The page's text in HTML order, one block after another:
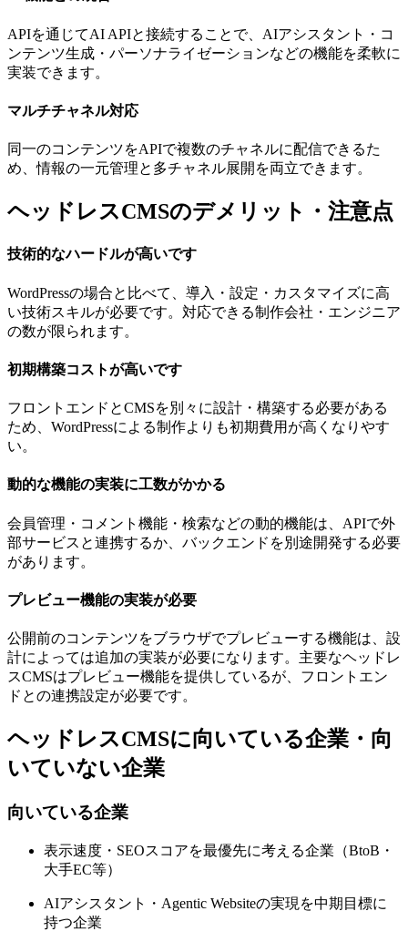
APIを通じてAI APIと接続することで、AIアシスタント・コ
ンテンツ生成・パーソナライゼーションなどの機能を柔軟に
実装できます。
マルチチャネル対応
同一のコンテンツをAPIで複数のチャネルに配信できるた
め、情報の一元管理と多チャネル展開を両立できます。
ヘッドレスCMSのデメリット・注意点
技術的なハードルが高いです
WordPressの場合と比べて、導入・設定・カスタマイズに高
い技術スキルが必要です。対応できる制作会社・エンジニア
の数が限られます。
初期構築コストが高いです
フロントエンドとCMSを別々に設計・構築する必要がある
ため、WordPressによる制作よりも初期費用が高くなりやす
い。
動的な機能の実装に工数がかかる
会員管理・コメント機能・検索などの動的機能は、APIで外
部サービスと連携するか、バックエンドを別途開発する必要
があります。
プレビュー機能の実装が必要
公開前のコンテンツをブラウザでプレビューする機能は、設
計によっては追加の実装が必要になります。主要なヘッドレ
スCMSはプレビュー機能を提供しているが、フロントエン
ドとの連携設定が必要です。
ヘッドレスCMSに向いている企業・向
いていない企業
向いている企業
表示速度・SEOスコアを最優先に考える企業（BtoB・
大手EC等）
AIアシスタント・Agentic Websiteの実現を中期目標に
持つ企業